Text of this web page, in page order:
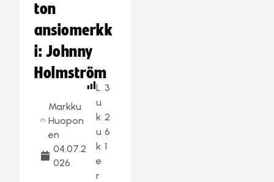
ton
ansiomerkk
i: Johnny
Holmström
Markku
Huopon
en
04.07.2
026
L
u
k
u
k
e
r
3
2
6
1